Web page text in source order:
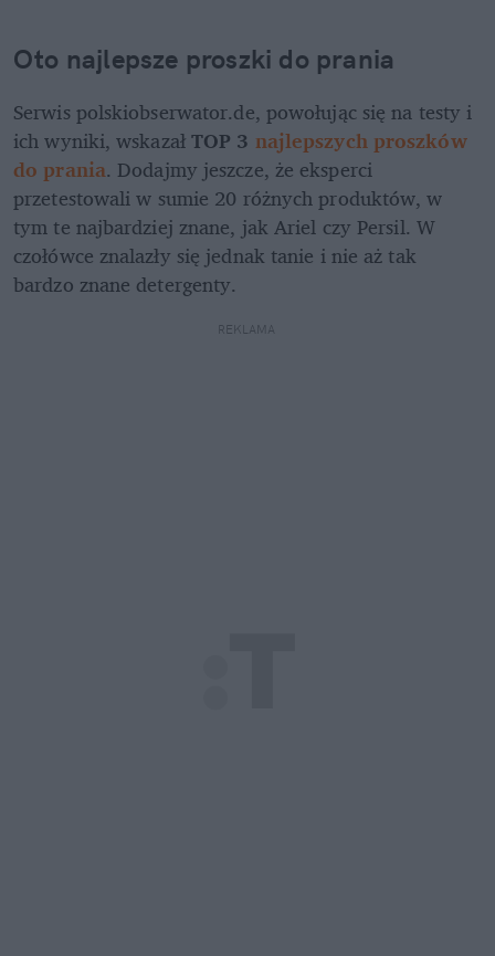
Oto najlepsze proszki do prania
Serwis polskiobserwator.de, powołując się na testy i
ich wyniki, wskazał TOP 3 najlepszych proszków
do prania. Dodajmy jeszcze, że eksperci
przetestowali w sumie 20 różnych produktów, w
tym te najbardziej znane, jak Ariel czy Persil. W
czołówce znalazły się jednak tanie i nie aż tak
bardzo znane detergenty.
REKLAMA